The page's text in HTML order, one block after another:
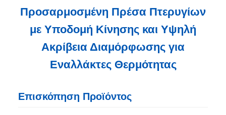
Προσαρμοσμένη Πρέσα Πτερυγίων
με Υποδομή Κίνησης και Υψηλή
Ακρίβεια Διαμόρφωσης για
Εναλλάκτες Θερμότητας
Επισκόπηση Προϊόντος